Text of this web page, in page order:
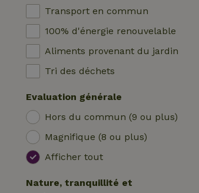
Station de recharge pour voiture
Piscine (en commun)
Accessible aux fauteuils roulants
Piscine (privée)
Emplacement de camping
Yourte
Bateau
Wrap house
Transport en commun
100% d'énergie renouvelable
Aliments provenant du jardin
Tri des déchets
Evaluation générale
Hors du commun (9 ou plus)
Magnifique (8 ou plus)
Afficher tout
Nature, tranquillité et